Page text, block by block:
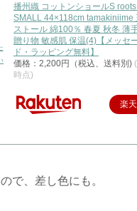
播州織 コットンショールS
SMALL 44×118cm tamakiniime
ストール 綿100％ 春夏 秋冬 薄
贈り物 敏感肌 保温(4)【メッセ
ド・ラッピング無料】
価格：2,200円（税込、送料別)
時点)
楽
で、差し色にも。